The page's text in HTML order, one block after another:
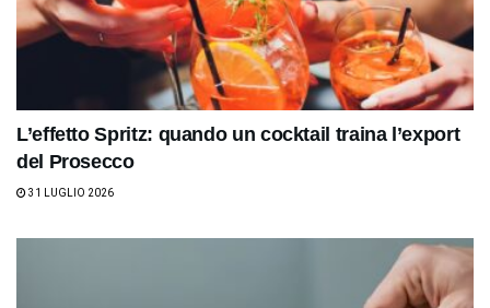
L’effetto Spritz: quando un cocktail traina l’export
del Prosecco
31 LUGLIO 2026